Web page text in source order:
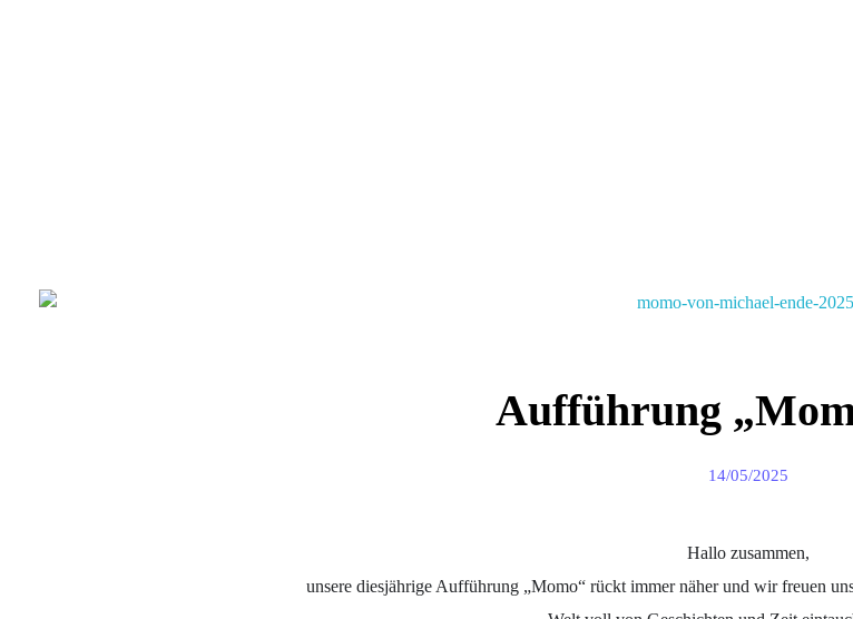
Aufführung
14/05/2025
Hallo zusammen,
unsere diesjährige Aufführung „Momo“ rückt immer näher und wir freuen